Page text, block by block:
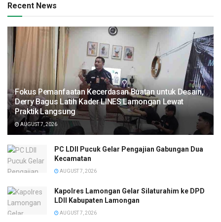
Recent News
Fokus Pemanfaatan Kecerdasan Buatan untuk Desain,
Derry Bagus Latih Kader LINES Lamongan Lewat
Praktik Langsung
AUGUST 7, 2026
PC LDII Pucuk Gelar Pengajian Gabungan Dua
Kecamatan
AUGUST 7, 2026
Kapolres Lamongan Gelar Silaturahim ke DPD
LDII Kabupaten Lamongan
AUGUST 7, 2026